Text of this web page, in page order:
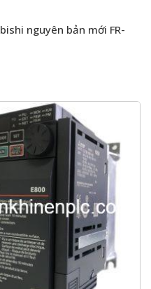
nguyên bản mới FR-